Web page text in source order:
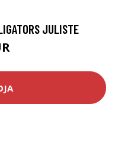
JULISTE